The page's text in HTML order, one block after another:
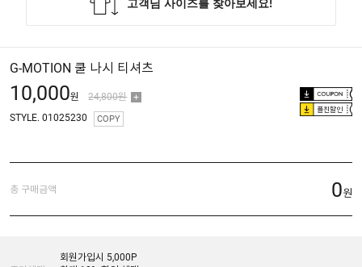
G-MOTION 쿨 나시 티셔츠
10,000원 24,800원
플친할인
STYLE. 01025230 COPY
총 구매금액 0원
회원가입시 5,000P